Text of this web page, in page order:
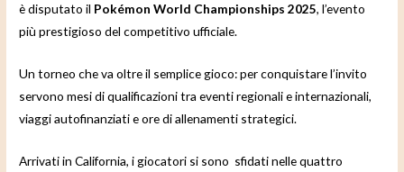
è disputato il Pokémon World Championships 2025, l’evento
più prestigioso del competitivo ufficiale.
Un torneo che va oltre il semplice gioco: per conquistare l’invito
servono mesi di qualificazioni tra eventi regionali e internazionali,
viaggi autofinanziati e ore di allenamenti strategici.
Arrivati in California, i giocatori si sono sfidati nelle quattro